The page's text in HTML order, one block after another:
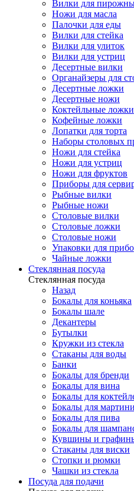
Вилки для
Ножи для масла
Палочки для еды
Вилки для стейка
Вилки для улиток
Вилки для устриц
Десертные вилки
Органайзеры для
Десертные ложки
Десертные ножи
Коктейльные ложки
Кофейные ложки
Лопатки для торта
Наборы столовых
Ножи для стейка
Ножи для устриц
Ножи для фруктов
Приборы для
Рыбные вилки
Рыбные ножи
Столовые вилки
Столовые ложки
Столовые ножи
Упаковки для
Чайные ложки
Стеклянная посуда
Стеклянная посуда
Назад
Бокалы для коньяка
Бокалы шале
Декантеры
Бутылки
Кружки из стекла
Стаканы для воды
Банки
Бокалы для бренди
Бокалы для вина
Бокалы для
Бокалы для мартини
Бокалы для пива
Бокалы для
Кувшины и
Стаканы для виски
Стопки и рюмки
Чашки из стекла
Посуда для подачи